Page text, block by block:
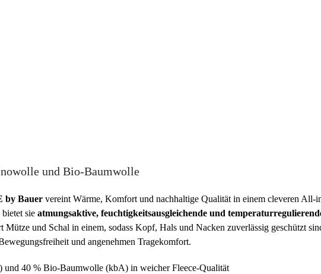
und Bio-Baumwolle
by Bauer vereint Wärme, Komfort und nachhaltige Qualität in einem cleveren
sie atmungsaktive, feuchtigkeitsausgleichende und
und Schal in einem, sodass Kopf, Hals und Nacken zuverlässig geschützt
und angenehmen Tragekomfort.
40 % Bio-Baumwolle (kbA) in weicher Fleece-Qualität